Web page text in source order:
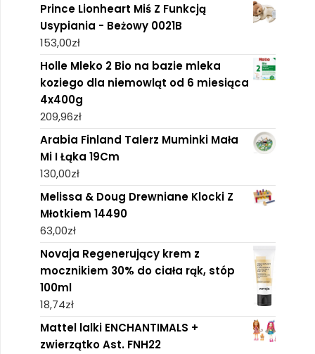
Prince Lionheart Miś Z Funkcją
Usypiania - Beżowy 0021B
153,00zł
Holle Mleko 2 Bio na bazie mleka
koziego dla niemowląt od 6 miesiąca
4x400g
209,96zł
Arabia Finland Talerz Muminki Mała
Mi I Łąka 19Cm
130,00zł
Melissa & Doug Drewniane Klocki Z
Młotkiem 14490
63,00zł
Novaja Regenerujący krem z
mocznikiem 30% do ciała rąk, stóp
100ml
18,74zł
Mattel lalki ENCHANTIMALS +
zwierzątko Ast. FNH22